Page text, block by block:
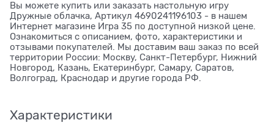
Вы можете купить или заказать настольную игру
Дружные облачка, Артикул 4690241196103 - в нашем
Интернет магазине Игра 35 по доступной низкой цене.
Ознакомиться с описанием, фото, характеристики и
отзывами покупателей. Мы доставим ваш заказ по всей
территории России: Москву, Санкт-Петербург, Нижний
Новгород, Казань, Екатеринбург, Самару, Саратов,
Волгоград, Краснодар и другие города РФ.
Характеристики